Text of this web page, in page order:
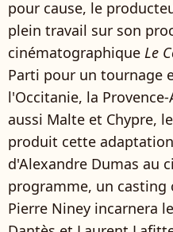
pour cause, le
plein travail sur son
cinématographique Le
Parti pour un tournage
l'Occitanie, la
aussi Malte et Chypre,
produit cette
d'Alexandre Dumas au
programme, un
Pierre Niney incarnera